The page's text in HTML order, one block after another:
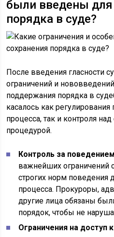
были введены для
порядка в суде?
После введения гласности
ограничений и
поддержания порядка в
касалось как
процесса, так и контроля
процедурой.
Контроль за
важнейших ограничений
строгих норм поведения
процесса. Прокуроры,
другие лица обязаны
порядок, чтобы не
Ограничения на доступ